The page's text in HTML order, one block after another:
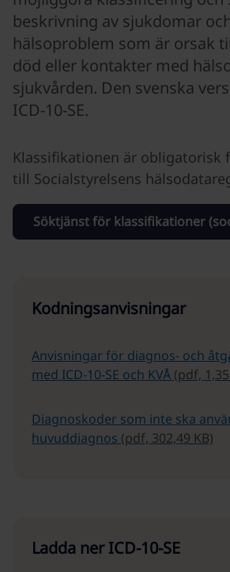
beskrivning av sjukdomar
hälsoproblem som är orsak
död eller kontakter med
sjukvården. Den svenska
ICD-10-SE.
Klassifikationen är obligatorisk
till Socialstyrelsens
Söktjänst för klassifikationer
Kodningsanvisningar
Anvisningar för diagnos- och
med ICD-10-SE och KVÅ (pdf,
Diagnoskoder som inte ska
huvuddiagnos (pdf, 302,49 KB)
Ladda ner ICD-10-SE